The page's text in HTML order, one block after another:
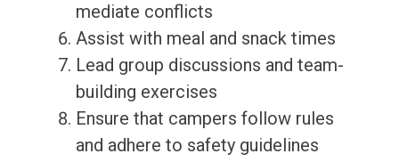
mediate conflicts
Assist with meal and snack times
Lead group discussions and team-
building exercises
Ensure that campers follow rules
and adhere to safety guidelines